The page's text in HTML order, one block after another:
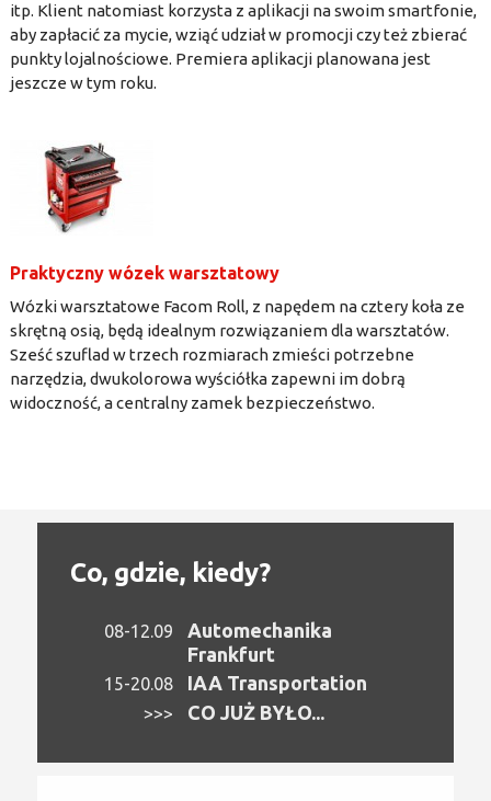
itp. Klient natomiast korzysta z aplikacji na swoim smartfonie,
aby zapłacić za mycie, wziąć udział w promocji czy też zbierać
punkty lojalnościowe. Premiera aplikacji planowana jest
jeszcze w tym roku.
Praktyczny wózek warsztatowy
Wózki warsztatowe Facom Roll, z napędem na cztery koła ze
skrętną osią, będą idealnym rozwiązaniem dla warsztatów.
Sześć szuflad w trzech rozmiarach zmieści potrzebne
narzędzia, dwukolorowa wyściółka zapewni im dobrą
widoczność, a centralny zamek bezpieczeństwo.
Co, gdzie, kiedy?
08-12.09
Automechanika
Frankfurt
15-20.08 IAA Transportation
>>> CO JUŻ BYŁO...